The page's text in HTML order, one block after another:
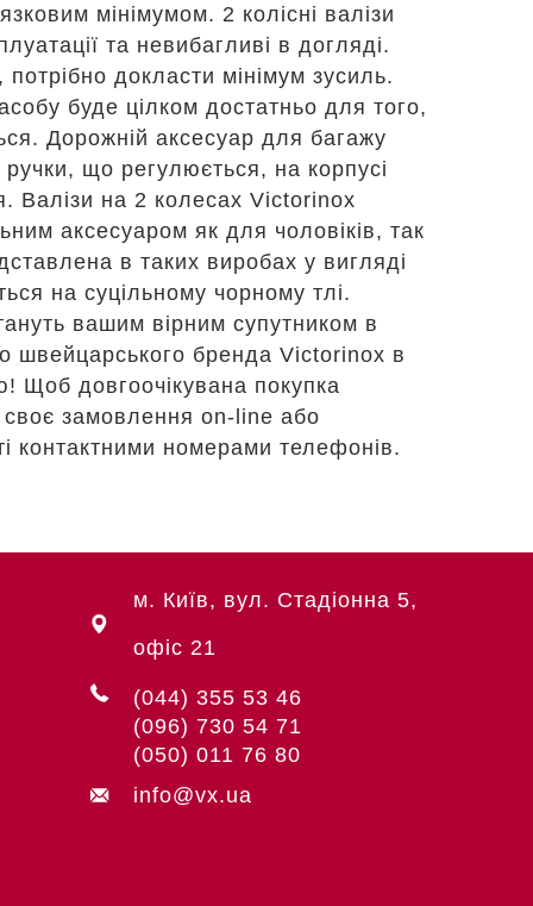
мінімумом. 2 колісні валізи
та невибагливі в догляді.
докласти мінімум зусиль.
буде цілком достатньо для того,
Дорожній аксесуар для багажу
що регулюється, на корпусі
Валізи на 2 колесах Victorinox
аксесуаром як для чоловіків, так
в таких виробах у вигляді
на суцільному чорному тлі.
вашим вірним супутником в
швейцарського бренда Victorinox в
Щоб довгоочікувана покупка
замовлення on-line або
контактними номерами телефонів.
м. Київ, вул. Стадіонна 5,
офіс 21
(044) 355 53 46
(096) 730 54 71
(050) 011 76 80
info@vx.ua